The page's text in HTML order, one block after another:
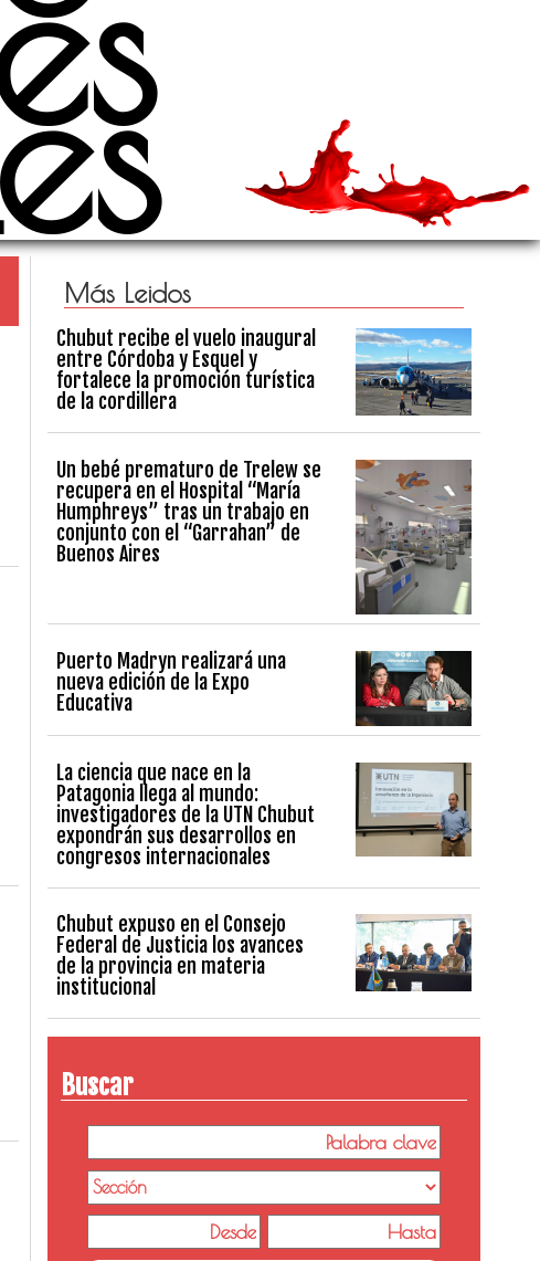
Más Leidos
Chubut recibe el vuelo inaugural
entre Córdoba y Esquel y
fortalece la promoción turística
de la cordillera
Un bebé prematuro de Trelew se
recupera en el Hospital “María
Humphreys” tras un trabajo en
conjunto con el “Garrahan” de
Buenos Aires
Puerto Madryn realizará una
nueva edición de la Expo
Educativa
La ciencia que nace en la
Patagonia llega al mundo:
investigadores de la UTN Chubut
expondrán sus desarrollos en
congresos internacionales
Chubut expuso en el Consejo
Federal de Justicia los avances
de la provincia en materia
institucional
Buscar